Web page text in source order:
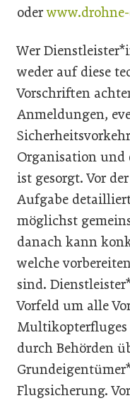
oder
Wer
weder auf diese
Vorschriften
Anmeldungen,
Organisation und
ist gesorgt. Vor
Aufgabe
möglichst
danach kann
welche
sind.
Vorfeld um alle
Multikopterfluges
durch Behörden
Flugsicherung.